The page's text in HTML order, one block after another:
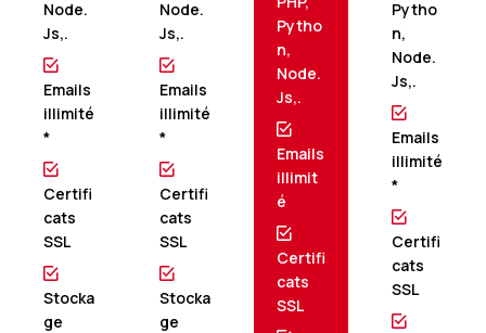
Node.
Js,.
Emails
illimité
*
Certifi
cats
SSL
Stocka
ge
Node.
Js,.
Emails
illimité
*
Certifi
cats
SSL
Stocka
ge
Pytho
n,
Node.
Js,.
Emails
illimit
é
Certifi
cats
SSL
Pytho
n,
Node.
Js,.
Emails
illimité
*
Certifi
cats
SSL